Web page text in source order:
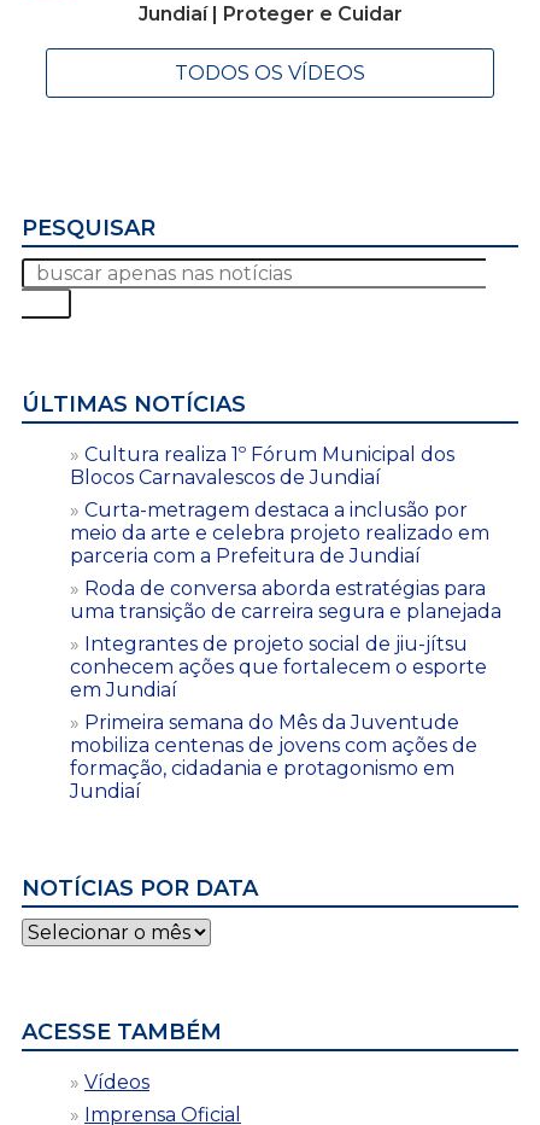
Jundiaí | Proteger e Cuidar
TODOS OS VÍDEOS
PESQUISAR
ÚLTIMAS NOTÍCIAS
Cultura realiza 1º Fórum Municipal dos
Blocos Carnavalescos de Jundiaí
Curta-metragem destaca a inclusão por
meio da arte e celebra projeto realizado em
parceria com a Prefeitura de Jundiaí
Roda de conversa aborda estratégias para
uma transição de carreira segura e planejada
Integrantes de projeto social de jiu-jítsu
conhecem ações que fortalecem o esporte
em Jundiaí
Primeira semana do Mês da Juventude
mobiliza centenas de jovens com ações de
formação, cidadania e protagonismo em
Jundiaí
NOTÍCIAS POR DATA
Notícias
por
ACESSE TAMBÉM
Vídeos
Imprensa Oficial